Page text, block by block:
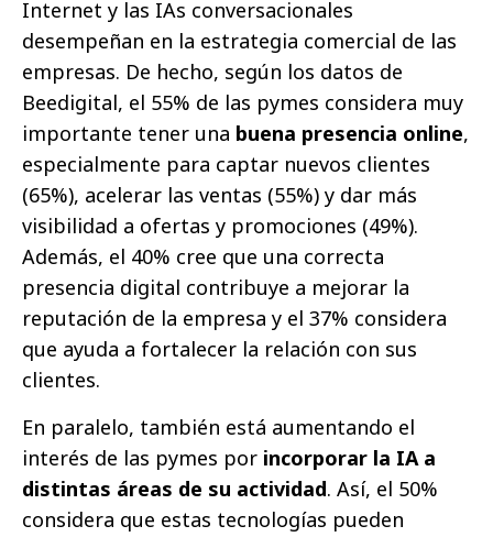
Internet y las IAs conversacionales
desempeñan en la estrategia comercial de las
empresas. De hecho, según los datos de
Beedigital, el 55% de las pymes considera muy
importante tener una buena presencia online,
especialmente para captar nuevos clientes
(65%), acelerar las ventas (55%) y dar más
visibilidad a ofertas y promociones (49%).
Además, el 40% cree que una correcta
presencia digital contribuye a mejorar la
reputación de la empresa y el 37% considera
que ayuda a fortalecer la relación con sus
clientes.
En paralelo, también está aumentando el
interés de las pymes por incorporar la IA a
distintas áreas de su actividad. Así, el 50%
considera que estas tecnologías pueden